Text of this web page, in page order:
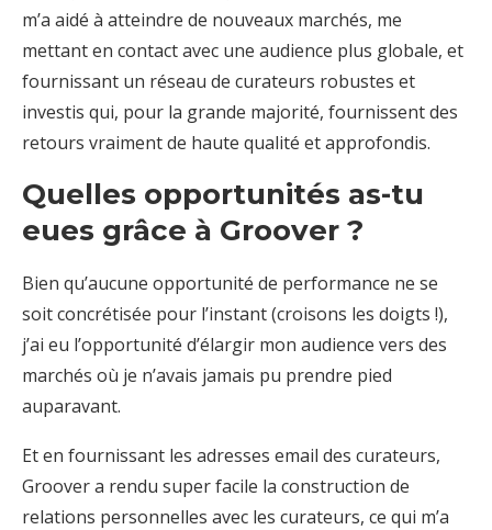
m’a aidé à atteindre de nouveaux marchés, me
mettant en contact avec une audience plus globale, et
fournissant un réseau de curateurs robustes et
investis qui, pour la grande majorité, fournissent des
retours vraiment de haute qualité et approfondis.
Quelles opportunités as-tu
eues grâce à Groover ?
Bien qu’aucune opportunité de performance ne se
soit concrétisée pour l’instant (croisons les doigts !),
j’ai eu l’opportunité d’élargir mon audience vers des
marchés où je n’avais jamais pu prendre pied
auparavant.
Et en fournissant les adresses email des curateurs,
Groover a rendu super facile la construction de
relations personnelles avec les curateurs, ce qui m’a